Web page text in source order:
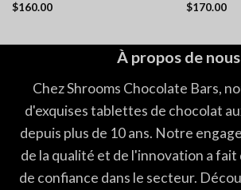
Note5.00
$160.00 Note5.00
$170.00
À propos de nous
Chez Shrooms Chocolate Bars,
d'exquises tablettes de chocolat
depuis plus de 10 ans. Notre
de la qualité et de l'innovation a fait
de confiance dans le secteur.